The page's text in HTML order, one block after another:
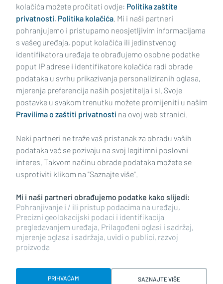
Impressum Uvjeti korištenja Politika privatnosti
Politika kolačića Kontakt Pritužbe Suradnici
Oglašavanje
RUBRIKE
BRODSKO-POSAVSKA ŽUPANIJA
POŽEŠKO-SLAVONSKA ŽUPANIJA
kolačića možete pročitati ovdje: Politika zaštite
privatnosti, Politika kolačića. Mi i naši partneri
pohranjujemo i pristupamo neosjetljivim informacijama
s vašeg uređaja, poput kolačića ili jedinstvenog
identifikatora uređaja te obrađujemo osobne podatke
poput IP adrese i identifikatore kolačića radi obrade
podataka u svrhu prikazivanja personaliziranih oglasa,
mjerenja preferencija naših posjetitelja i sl. Svoje
postavke u svakom trenutku možete promijeniti u našim
Pravilima o zaštiti privatnosti na ovoj web stranici.
Neki partneri ne traže vaš pristanak za obradu vaših
podataka već se pozivaju na svoj legitimni poslovni
interes. Takvom načinu obrade podataka možete se
usprotiviti klikom na "Saznajte više".
Mi i naši partneri obrađujemo podatke kako slijedi:
Pohranjivanje i / ili pristup podacima na uređaju,
Precizni geolokacijski podaci i identifikacija
pregledavanjem uređaja, Prilagođeni oglasi i sadržaj,
mjerenje oglasa i sadržaja, uvidi o publici, razvoj
proizvoda
PRIHVAĆAM SAZNAJTE VIŠE